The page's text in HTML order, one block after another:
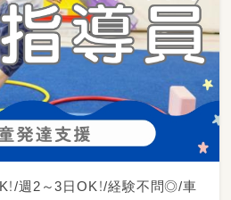
/週2～3日OK！/経験不問◎/車